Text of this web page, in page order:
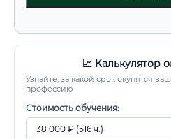
📈 Калькулятор
Узнайте, за какой срок окупятся
профессию
Стоимость обучения: